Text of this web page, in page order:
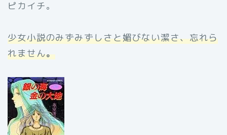
ピカイチ。
少女小説のみずみずしさと媚びない潔さ、忘れら
れません。